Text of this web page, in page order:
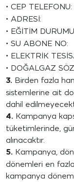
• CEP TELEFONU:
• ADRESİ:
• EĞİTİM
• SU ABONE NO:
• ELEKTRİK
• DOĞALGAZ
3. Birden fazla
sistemlerine ait
dahil
4. Kampanya
tüketimlerinde,
alınacaktır.
5. Kampanya,
dönemleri en
kampanya